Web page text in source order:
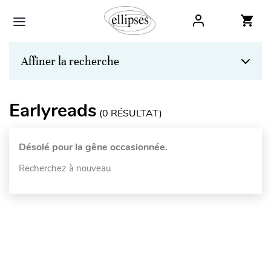
Affiner la recherche
Earlyreads (0 RÉSULTAT)
Désolé pour la gêne occasionnée.
Recherchez à nouveau